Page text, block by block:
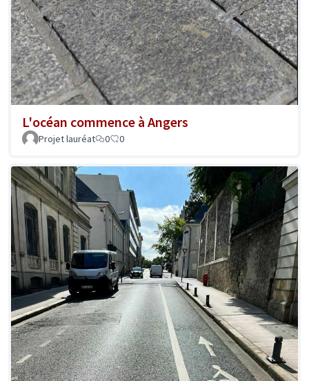
L'océan commence à Angers
Projet lauréat 0 0